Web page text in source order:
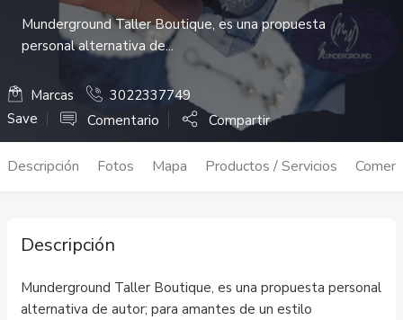
Munderground Taller Boutique, es una propuesta
personal alternativa de...
Marcas
3022337749
Save
Comentario Compartir
Descripción Fotos Mapa Productos / Servicios
Descripción
Munderground Taller Boutique, es una propuesta personal
alternativa de autor; para amantes de un estilo